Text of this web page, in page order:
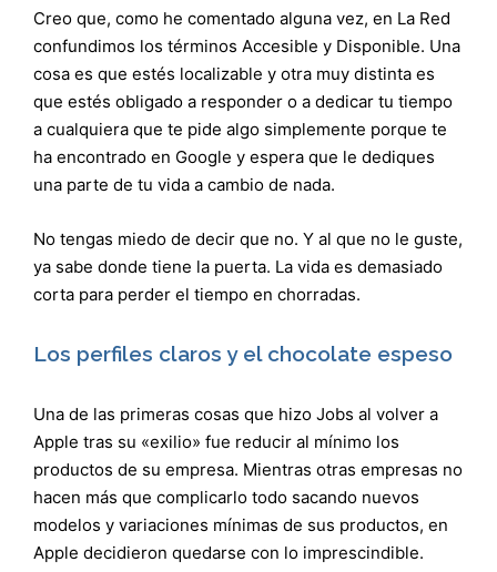
Creo que, como he comentado alguna vez, en La Red
confundimos los términos Accesible y Disponible. Una
cosa es que estés localizable y otra muy distinta es
que estés obligado a responder o a dedicar tu tiempo
a cualquiera que te pide algo simplemente porque te
ha encontrado en Google y espera que le dediques
una parte de tu vida a cambio de nada.
No tengas miedo de decir que no. Y al que no le guste,
ya sabe donde tiene la puerta. La vida es demasiado
corta para perder el tiempo en chorradas.
Los perfiles claros y el chocolate espeso
Una de las primeras cosas que hizo Jobs al volver a
Apple tras su «exilio» fue reducir al mínimo los
productos de su empresa. Mientras otras empresas no
hacen más que complicarlo todo sacando nuevos
modelos y variaciones mínimas de sus productos, en
Apple decidieron quedarse con lo imprescindible.